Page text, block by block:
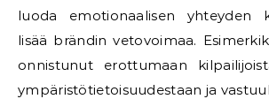
luoda emotionaalisen yhteyden
lisää brändin vetovoimaa.
onnistunut erottumaan
ympäristötietoisuudestaan ja